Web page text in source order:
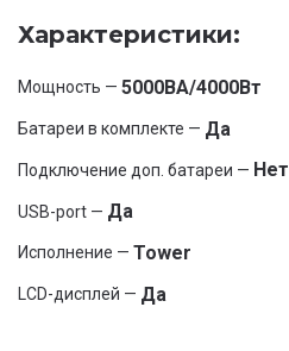
Характеристики:
Мощность — 5000ВА/4000Вт
Батареи в комплекте — Да
Подключение доп. батареи — Нет
USB-port — Да
Исполнение — Tower
LCD-дисплей — Да